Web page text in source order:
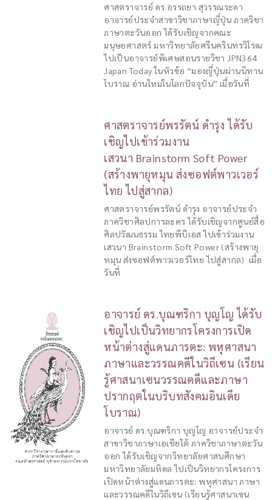
ศาสตราจารย์ ดร.อรรถยา สุวรรณระดา
อาจารย์ประจำสาขาวิชาภาษาญี่ปุ่น ภาควิชา
ภาษาตะวันออก ได้รับเชิญจากคณะ
มนุษยศาสตร์ มหาวิทยาลัยศรีนครินทรวิโรฒ
ไปเป็นอาจารย์พิเศษสอนรายวิชา JPN364
Japan Today ในหัวข้อ “มองญี่ปุ่นผ่านนิทาน
โบราณ อ่านใหม่ในโลกปัจจุบัน” เมื่อวันที่
ศาสตราจารย์พรรัตน์ ดำรุง ได้รับ
เชิญไปเข้าร่วมงาน
เสวนา Brainstorm Soft Power
(สร้างพายุหมุน ส่งซอฟต์พาวเวอร์
ไทย ไปสู่สากล)
ศาสตราจารย์พรรัตน์ ดำรุง อาจารย์ประจำ
ภาควิชาศิลปการละคร ได้รับเชิญจากศูนย์สื่อ
ศิลปวัฒนธรรม ไทยพีบีเอส ไปเข้าร่วมงาน
เสวนา Brainstorm Soft Power (สร้างพายุ
หมุน ส่งซอฟต์พาวเวอร์ไทย ไปสู่สากล) เมื่อ
วันที่
อาจารย์ ดร.บุณฑริกา บุญโญ ได้รับ
เชิญไปเป็นวิทยากรโครงการเปิด
หน้าต่างสู่แดนภารตะ: พหุศาสนา
ภาษาและวรรณคดีในวิถีเซน (เรียน
รู้ศาสนาเซนวรรณคดีและภาษา
ปรากฤตในบริบทสังคมอินเดีย
โบราณ)
อาจารย์ ดร.บุณฑริกา บุญโญ อาจารย์ประจำ
สาขาวิชาภาษาเอเชียใต้ ภาควิชาภาษาตะวัน
ออก ได้รับเชิญจากวิทยาลัยศาสนศึกษา
มหาวิทยาลัยมหิดล ไปเป็นวิทยากรโครงการ
เปิดหน้าต่างสู่แดนภารตะ: พหุศาสนา ภาษา
และวรรณคดีในวิถีเซน (เรียนรู้ศาสนาเซน